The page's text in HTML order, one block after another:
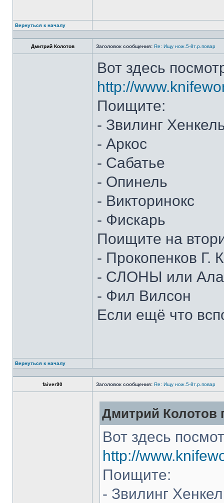
Вернуться к началу
Дмитрий Колотов Заголовок сообщения: Re: Ищу нож.5-8т.р.повар
Вот здесь
http://
Поищите:
- Звилинг
- Аркос
- Сабатье
- Опинель
- Викторинокс
- Фискарь
Поищите на
- Прокопенков Г.
- СЛОНЫ или
- Фил Вилсон
Если ещё что
Вернуться к началу
faiver90 Заголовок сообщения: Re: Ищу нож.5-8т.р.повар
Дмитрий Колотов
Вот здесь
http://
Поищите:
- Звилинг